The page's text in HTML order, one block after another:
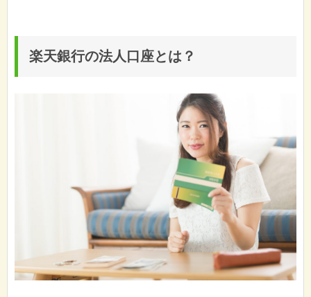
楽天銀行の法人口座とは？